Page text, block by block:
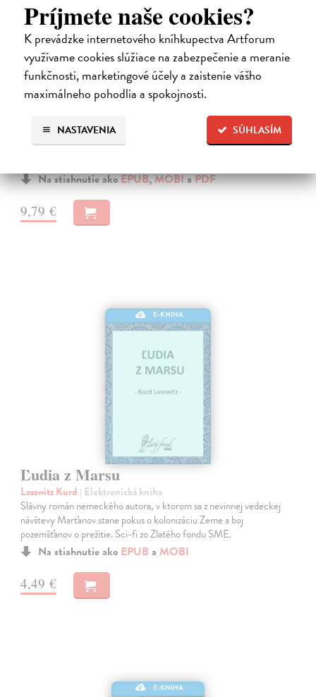
Príjmete naše cookies?
K prevádzke internetového kníhkupectva Artforum
využívame cookies slúžiace na zabezpečenie a meranie
funkčnosti, marketingové účely a zaistenie vášho
maximálneho pohodlia a spokojnosti.
SÚHLASÍM
NASTAVENIA
Neuromant
Základné dielo kyberpunku, klasika sci-fi a jedna z najsilnejších vízií
budúcnosti Matrix je svet vo svete, globálny konsenzus, prelud,
Na stiahnutie akoEPUB,MOBIaPDF
9,79 €
E-KNIHA
Ľudia z Marsu
Lasswitz Kurd | Elektronická kniha
Slávny román nemeckého autora, v ktorom sa z nevinnej vedeckej
návštevy Marťanov stane pokus o kolonizáciu Zeme a boj
pozemšťanov o prežitie. Sci-fi zo Zlatého fondu SME.
Na stiahnutie ako EPUB a MOBI
4,49 €
E-KNIHA